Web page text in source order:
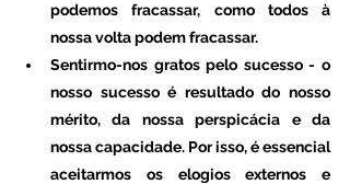
podemos fracassar, como todos à
nossa volta podem fracassar.
Sentirmo-nos gratos pelo sucesso - o
nosso sucesso é resultado do nosso
mérito, da nossa perspicácia e da
nossa capacidade. Por isso, é essencial
aceitarmos os elogios externos e